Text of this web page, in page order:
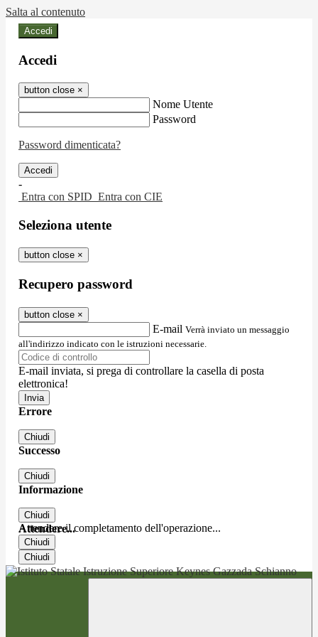
Salta al contenuto
Accedi
Accedi
button close ×
Nome Utente
Password
Password dimenticata?
-
Entra con SPID Entra con CIE
Seleziona utente
button close ×
Recupero password
button close ×
E-mail Verrà inviato un messaggio
all'indirizzo indicato con le istruzioni necessarie.
E-mail inviata, si prega di controllare la casella di posta
elettronica!
Errore
Chiudi
Successo
Chiudi
Informazione
Chiudi
Attendere...
Attendere il completamento dell'operazione...
Chiudi
Chiudi